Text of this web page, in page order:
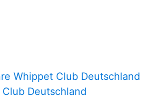
Deutschland